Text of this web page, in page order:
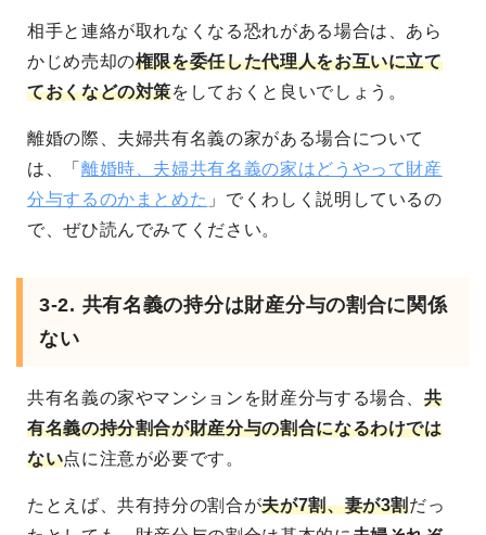
相手と連絡が取れなくなる恐れがある場合は、あら
かじめ売却の権限を委任した代理人をお互いに立て
ておくなどの対策をしておくと良いでしょう。
離婚の際、夫婦共有名義の家がある場合について
は、「 離婚時、夫婦共有名義の家はどうやって財産
分与するのかまとめた 」でくわしく説明しているの
で、ぜひ読んでみてください。
3-2. 共有名義の持分は財産分与の割合に関係
ない
共有名義の家やマンションを財産分与する場合、共
有名義の持分割合が財産分与の割合になるわけでは
ない点に注意が必要です。
たとえば、共有持分の割合が夫が7割、妻が3割だっ